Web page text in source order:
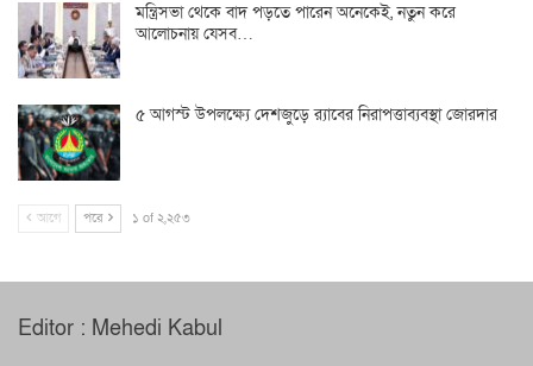
মন্ত্রিসভা থেকে বাদ পড়তে পারেন অনেকেই, নতুন করে
আলোচনায় যেসব…
৫ আগস্ট উপলক্ষ্যে দেশজুড়ে র‌্যাবের নিরাপত্তাব্যবস্থা জোরদার
আগে পরে ১ of ২,২৫৩
Editor : Mehedi Kabul